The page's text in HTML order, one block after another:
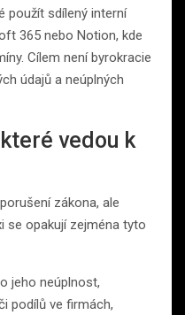
použít sdílený interní
365 nebo Notion, kde
Cílem není byrokracie
údajů a neúplných
vedou k
zákona, ale
se opakují zejména tyto
jeho neúplnost,
podílů ve firmách,